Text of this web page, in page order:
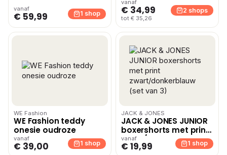
vanaf
€ 59,99 1 shop
vanaf
€ 34,99
tot € 35,26
2 shops
WE Fashion
WE Fashion teddy
onesie oudroze
vanaf
€ 39,00 1 shop
JACK & JONES
JACK & JONES JUNIOR
boxershorts met print
zwart/donkerblauw
(set van 3)
vanaf
€ 19,99 1 shop